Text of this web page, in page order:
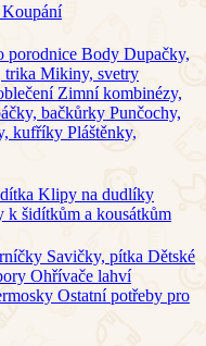
Koupání
porodnice Body Dupačky,
trika Mikiny, svetry
Zimní kombinézy,
bačkůrky Punčochy,
kufříky Pláštěnky,
Klipy na dudlíky
k šidítkům a kousátkům
Savičky, pítka Dětské
Ohřívače lahví
Ostatní potřeby pro